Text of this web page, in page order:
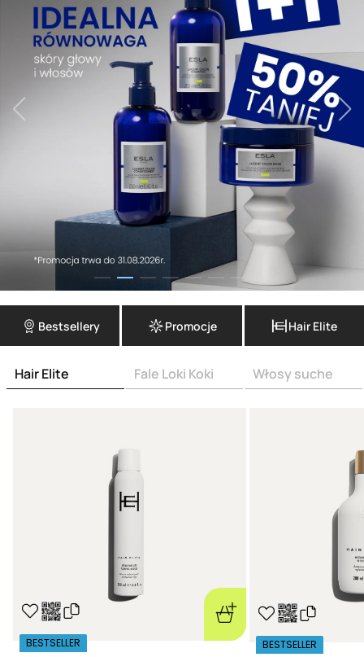
Bestsellery Promocje Hair Elite
Hair Elite Fale Loki Koki Włosy suche
BESTSELLER BESTSELLER